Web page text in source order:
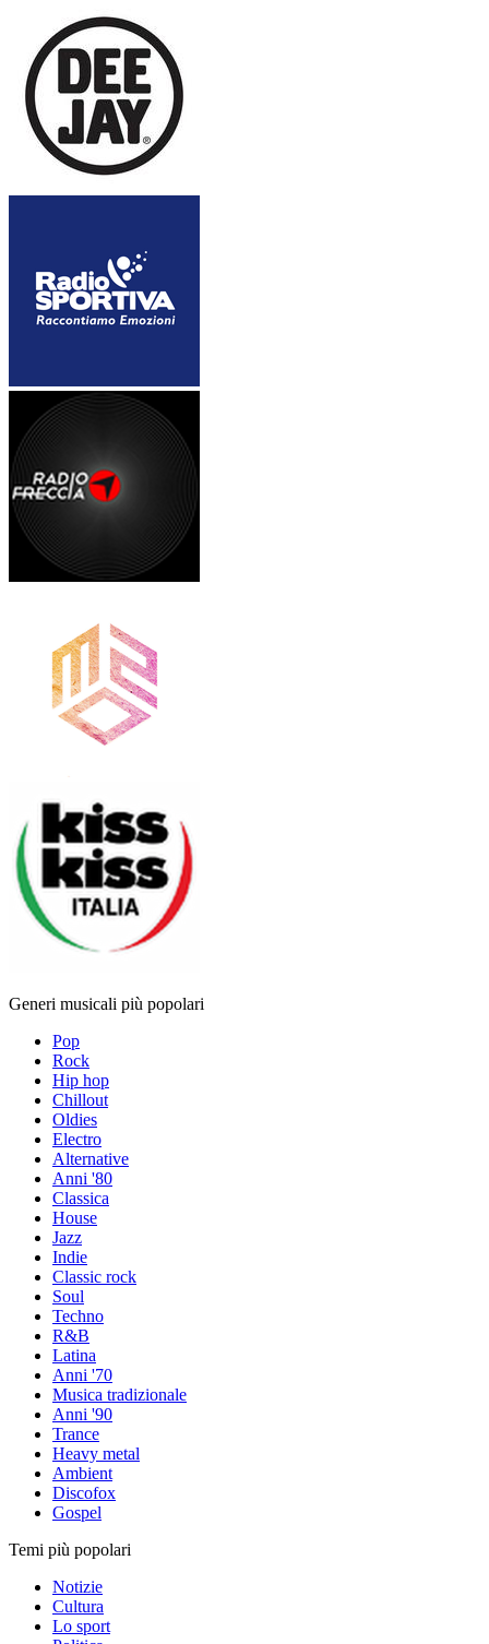
Generi musicali più popolari
Pop
Rock
Hip hop
Chillout
Oldies
Electro
Alternative
Anni '80
Classica
House
Jazz
Indie
Classic rock
Soul
Techno
R&B
Latina
Anni '70
Musica tradizionale
Anni '90
Trance
Heavy metal
Ambient
Discofox
Gospel
Temi più popolari
Notizie
Cultura
Lo sport